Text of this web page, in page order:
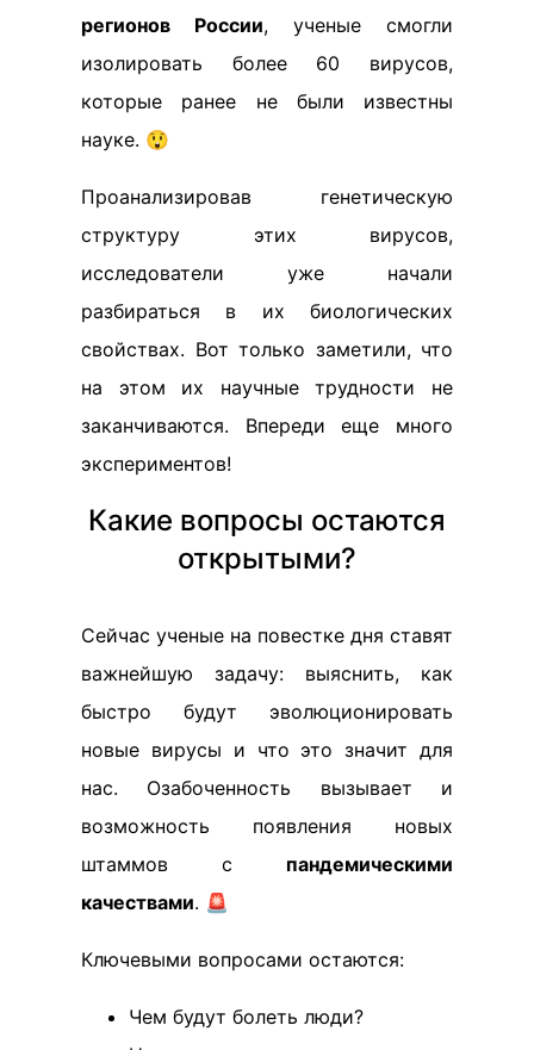
регионов России, ученые смогли
изолировать более 60 вирусов,
которые ранее не были известны
науке. 😲
Проанализировав генетическую
структуру этих вирусов,
исследователи уже начали
разбираться в их биологических
свойствах. Вот только заметили, что
на этом их научные трудности не
заканчиваются. Впереди еще много
экспериментов!
Какие вопросы остаются
открытыми?
Сейчас ученые на повестке дня ставят
важнейшую задачу: выяснить, как
быстро будут эволюционировать
новые вирусы и что это значит для
нас. Озабоченность вызывает и
возможность появления новых
штаммов с пандемическими
качествами. 🚨
Ключевыми вопросами остаются:
Чем будут болеть люди?